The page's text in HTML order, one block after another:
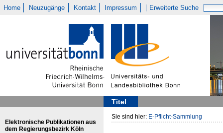
Home Neuzugänge Kontakt Impressum Erweiterte Suche
Titel
Elektronische Publikationen aus
dem Regierungsbezirk Köln
Sie sind hier: E-Pflicht-Sammlung